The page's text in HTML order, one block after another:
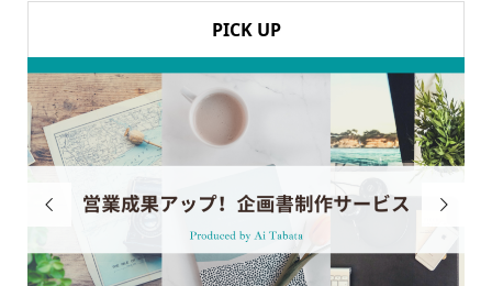
PICK UP
 